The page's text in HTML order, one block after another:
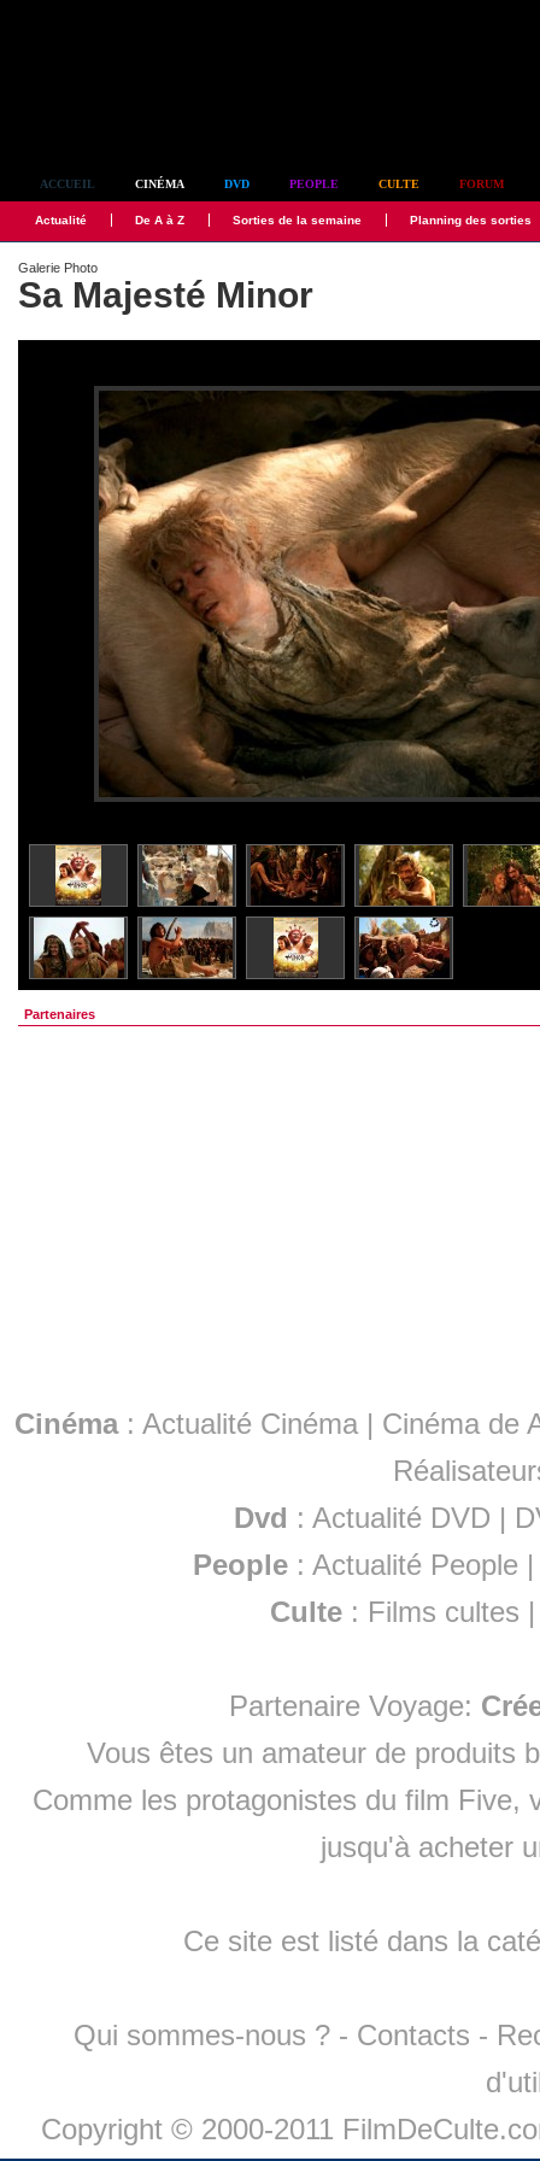
ACCUEIL CINÉMA DVD PEOPLE CULTE FORUM
Actualité De A à Z Sorties de la semaine Planning des sorties
Galerie Photo
Sa Majesté Minor
Partenaires
Cinéma: Actualité Cinéma | Cinéma de
Dvd : Actualité DVD |
People :Actualité People
Culte : Films cultes
Partenaire Voyage:
Vous êtes un amateur de produits
Comme les protagonistes du film Five,
jusqu'à acheter
Ce site est listé dans la
Qui sommes-nous ? - Contacts -
Copyright © 2000-2011